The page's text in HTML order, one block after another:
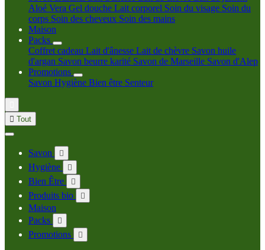
Aloé Vera Gel douche Lait corporel Soin du visage Soin du
corps Soin des cheveux Soin des mains
Maison
Packs
Coffret cadeau Lait d'ânesse Lait de chèvre Savon huile
d'argan Savon beurre karité Savon de Marseille Savon d'Alep
Promotions
Savon Hygiène Bien être Senteur
 Tout
Savon 
Hygiène 
Bien Être 
Produits bio 
Maison
Packs

Promotions 